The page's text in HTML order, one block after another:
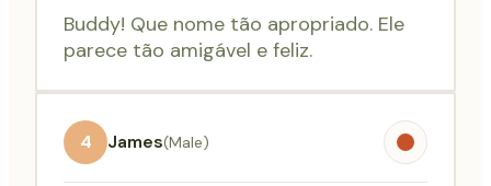
Buddy! Que nome tão apropriado. Ele
parece tão amigável e feliz.
4 James(Male)